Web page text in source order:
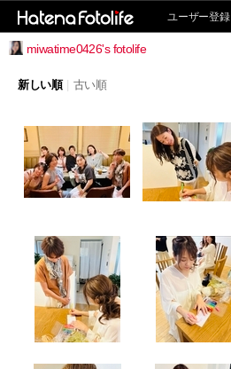
ユーザー登録
miwatime0426's fotolife
新しい順 古い順